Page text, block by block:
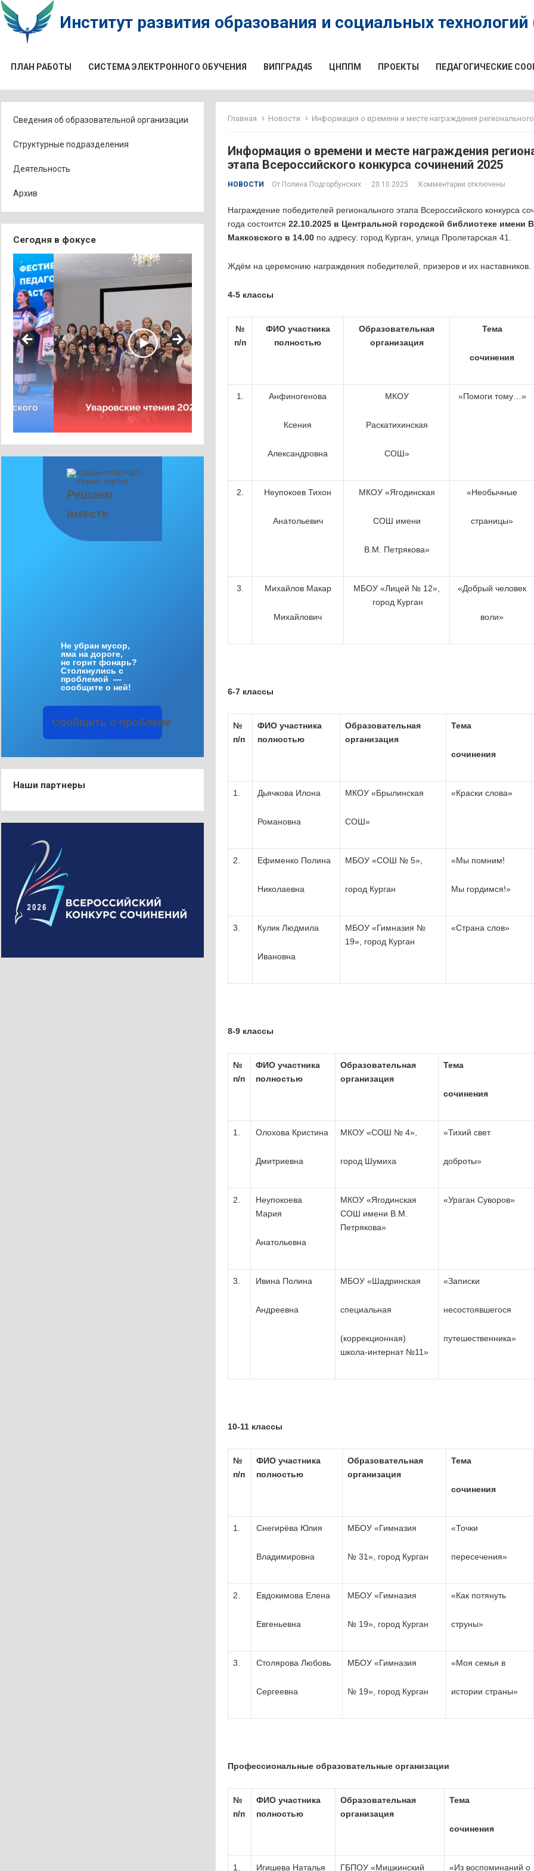
Институт развития образования и социальных технологий
ПЛАН РАБОТЫ СИСТЕМА ЭЛЕКТРОННОГО ОБУЧЕНИЯ ВИПГРАД45 ЦНППМ ПРОЕКТЫ ПЕДАГОГИЧЕСКИЕ
Сведения об образовательной организации
Структурные подразделения
Деятельность
Архив
Сегодня в фокусе
Решаем
вместе
Не убран мусор,
яма на дороге,
не горит фонарь?
Столкнулись с
проблемой —
сообщите о ней!
Сообщить о проблеме
Наши партнеры
Главная Новости Информация о времени и месте награждения регионального этапа Всероссийского
Информация о времени и месте награждения
этапа Всероссийского конкурса сочинений 2025
НОВОСТИ От Полина Подгорбунских · 20.10.2025 · Комментарии отключены
Награждение победителей регионального этапа Всероссийского конкурса
года состоится 22.10.2025 в Центральной городской библиотеке имени
Маяковского в 14.00 по адресу: город Курган, улица Пролетарская 41.
Ждём на церемонию награждения победителей, призеров и их наставников.
4-5 классы
№
п/п
ФИО участника
полностью
Образовательная
организация
Тема
сочинения
1. Анфиногенова
Ксения
Александровна
МКОУ
Раскатихинская
СОШ»
«Помоги тому…»
2. Неупокоев Тихон
Анатольевич
МКОУ «Ягодинская
СОШ имени
В.М. Петрякова»
«Необычные
страницы»
3. Михайлов Макар
Михайлович
МБОУ «Лицей № 12»,
город Курган
«Добрый человек
воли»
6-7 классы
№
п/п
ФИО участника
полностью
Образовательная
организация
Тема
сочинения
1. Дьячкова Илона
Романовна
МКОУ «Брылинская
СОШ»
«Краски слова»
2. Ефименко Полина
Николаевна
МБОУ «СОШ № 5»,
город Курган
«Мы помним!
Мы гордимся!»
3. Кулик Людмила
Ивановна
МБОУ «Гимназия №
19», город Курган
«Страна слов»
8-9 классы
№
п/п
ФИО участника
полностью
Образовательная
организация
Тема
сочинения
1. Олохова Кристина
Дмитриевна
МКОУ «СОШ № 4»,
город Шумиха
«Тихий свет
доброты»
2.
Неупокоева
Мария
Анатольевна
МКОУ «Ягодинская
СОШ имени В.М.
Петрякова»
«Ураган Суворов»
3. Ивина Полина
Андреевна
МБОУ «Шадринская
специальная
(коррекционная)
школа-интернат №11»
«Записки
несостоявшегося
путешественника»
10-11 классы
№
п/п
ФИО участника
полностью
Образовательная
организация
Тема
сочинения
1. Снегирёва Юлия
Владимировна
МБОУ «Гимназия
№ 31», город Курган
«Точки
пересечения»
2. Евдокимова Елена
Евгеньевна
МБОУ «Гимназия
№ 19», город Курган
«Как потянуть
струны»
3. Столярова Любовь
Сергеевна
МБОУ «Гимназия
№ 19», город Курган
«Моя семья в
истории страны»
Профессиональные образовательные организации
№
п/п
ФИО участника
полностью
Образовательная
организация
Тема
сочинения
1. Игишева Наталья ГБПОУ «Мишкинский «Из воспоминаний о